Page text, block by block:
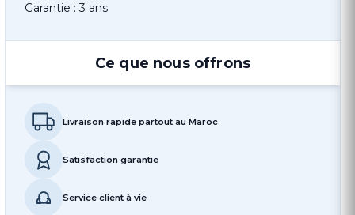
Garantie : 3 ans
Ce que nous offrons
Livraison rapide partout au Maroc
Satisfaction garantie
Service client à vie